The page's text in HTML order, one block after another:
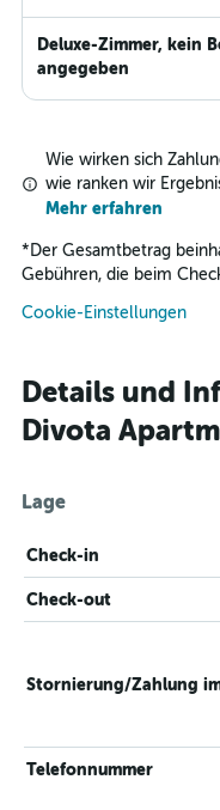
Deluxe-Zimmer, kein
angegeben
Wie wirken sich
wie ranken wir
Mehr erfahren
* Der Gesamtbetrag
Gebühren, die beim
Cookie-Einstellungen
Details und
Divota
Lage
Check-in
Check-out
Stornierung/Zahlung
Telefonnummer